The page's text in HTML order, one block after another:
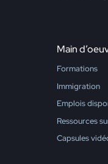
Main
Formations
Immigration
Emplois
Ressources
Capsules